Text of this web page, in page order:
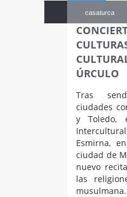
casaturca
ÚRCULO
Tras
ciudades
y Toledo,
Esmirna,
ciudad de
nuevo
las
musulmana.